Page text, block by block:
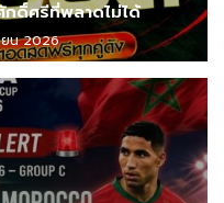
ดิ์ศรีที่พลาดไม่ได้
น 2026